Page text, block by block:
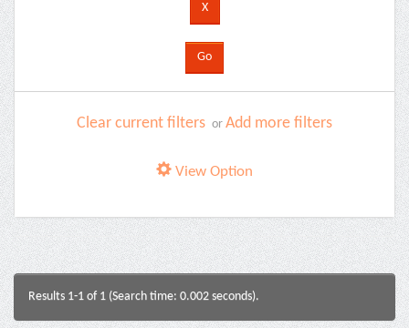
Clear current filters or Add more filters
View Option
Results 1-1 of 1 (Search time: 0.002 seconds).